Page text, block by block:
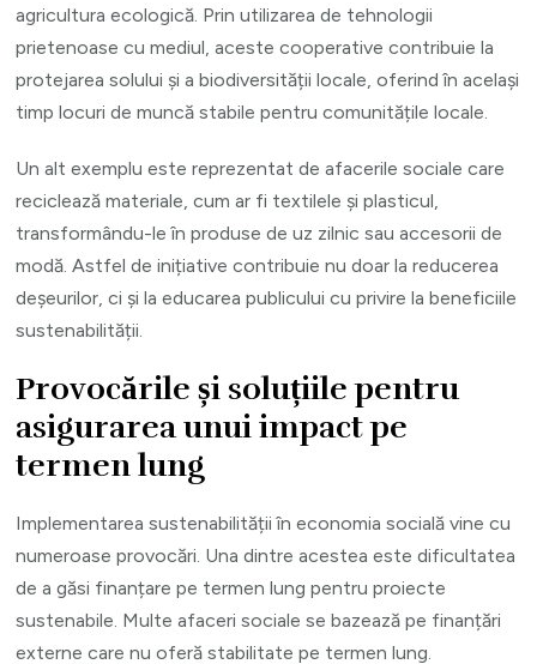
agricultura ecologică. Prin utilizarea de tehnologii
prietenoase cu mediul, aceste cooperative contribuie la
protejarea solului și a biodiversității locale, oferind în același
timp locuri de muncă stabile pentru comunitățile locale.
Un alt exemplu este reprezentat de afacerile sociale care
reciclează materiale, cum ar fi textilele și plasticul,
transformându-le în produse de uz zilnic sau accesorii de
modă. Astfel de inițiative contribuie nu doar la reducerea
deșeurilor, ci și la educarea publicului cu privire la beneficiile
sustenabilității.
Provocările și soluțiile pentru
asigurarea unui impact pe
termen lung
Implementarea sustenabilității în economia socială vine cu
numeroase provocări. Una dintre acestea este dificultatea
de a găsi finanțare pe termen lung pentru proiecte
sustenabile. Multe afaceri sociale se bazează pe finanțări
externe care nu oferă stabilitate pe termen lung.